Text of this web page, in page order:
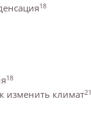
18
18
изменить климат21